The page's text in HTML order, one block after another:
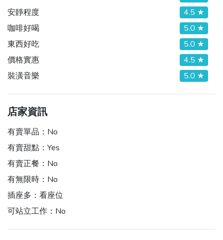
安靜程度
4.5 ★
咖啡好喝
5.0 ★
東西好吃
5.0 ★
價格實惠
4.5 ★
裝潢音樂
5.0 ★
店家資訊
有賣單品： No
有賣甜點： Yes
有賣正餐： No
有無限時： No
插座多： 看座位
可站立工作： No